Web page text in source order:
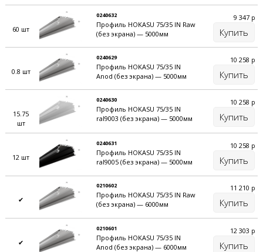
60 шт
0240632
Профиль HOKASU 75/35 IN Raw
(без экрана) — 5000мм
9 347 р
Купить
0.8 шт
0240629
Профиль HOKASU 75/35 IN
Anod (без экрана) — 5000мм
10 258 р
Купить
15.75
шт
0240630
Профиль HOKASU 75/35 IN
ral9003 (без экрана) — 5000мм
10 258 р
Купить
12 шт
0240631
Профиль HOKASU 75/35 IN
ral9005 (без экрана) — 5000мм
10 258 р
Купить
✔
0210602
Профиль HOKASU 75/35 IN Raw
(без экрана) — 6000мм
11 210 р
Купить
✔
0210601
Профиль HOKASU 75/35 IN
Anod (без экрана) — 6000мм
12 303 р
Купить